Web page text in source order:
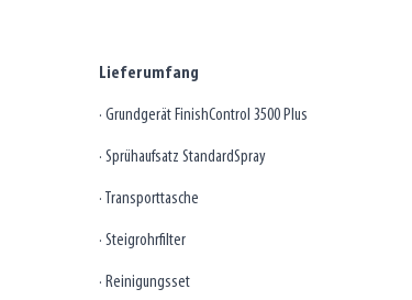
Lieferumfang
· Grundgerät FinishControl 3500 Plus
· Sprühaufsatz StandardSpray
· Transporttasche
· Steigrohrfilter
· Reinigungsset